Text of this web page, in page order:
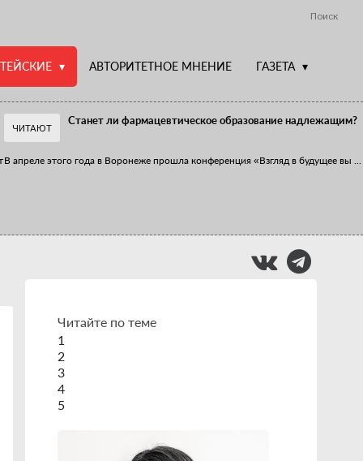
Поиск
АВТОРИТЕТНОЕ МНЕНИЕ ГАЗЕТА
ЧИТАЮТ
Станет ли фармацевтическое образование надлежащим?
В апреле этого года в Воронеже прошла конференция «Взгляд в будущее вы
Читайте по теме
1
2
3
4
5